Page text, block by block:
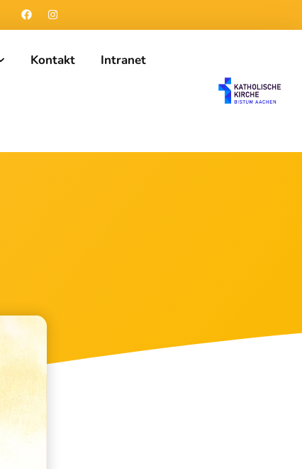
Kontakt Intranet